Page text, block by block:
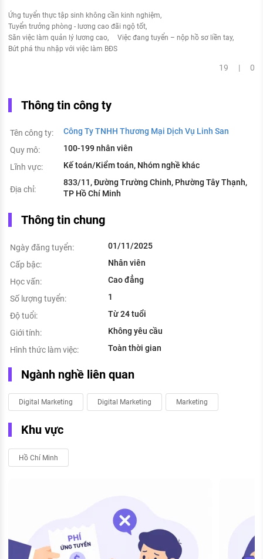
Ứng tuyển thực tập sinh không cần kinh nghiệm
Tuyển trưởng phòng - lương cao đãi ngộ tốt
Săn việc làm quản lý lương cao
Việc đang tuyển – nộp hồ sơ liền tay
Bứt phá thu nhập với việc làm BĐS
19 | 0
Thông tin công ty
Tên công ty:
Công Ty TNHH Thương Mại Dịch Vụ Linh San
Quy mô:
100-199 nhân viên
Lĩnh vực:
Kế toán/Kiểm toán, Nhóm nghề khác
Địa chỉ:
833/11, Đường Trường Chinh, Phường Tây Thạnh,
TP Hồ Chí Minh
Thông tin chung
Ngày đăng tuyển:
01/11/2025
Cấp bậc:
Nhân viên
Học vấn:
Cao đẳng
Số lượng tuyển:
1
Độ tuổi:
Từ 24 tuổi
Giới tính:
Không yêu cầu
Hình thức làm việc:
Toàn thời gian
Ngành nghề liên quan
Digital Marketing Digital Marketing Marketing
Khu vực
Hồ Chí Minh